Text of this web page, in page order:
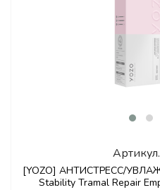
Артикул.
[YOZO] АНТИСТРЕСС/
Stability Tramal Repair